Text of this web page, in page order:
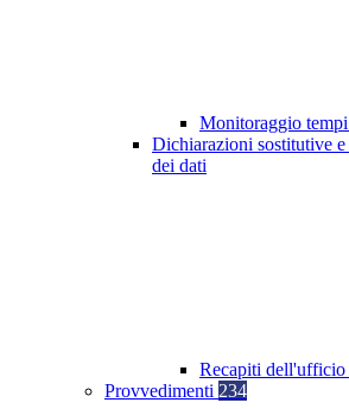
Monitoraggio
Dichiarazioni sostitutive
dei dati
Recapiti dell'ufficio
Provvedimenti 234